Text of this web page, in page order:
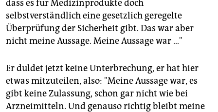
dass es für Medizinprodukte doch
selbstverständlich eine gesetzlich geregelte
Überprüfung der Sicherheit gibt. Das war aber
nicht meine Aussage. Meine Aussage war …"
Er duldet jetzt keine Unterbrechung, er hat hier
etwas mitzuteilen, also: "Meine Aussage war, es
gibt keine Zulassung, schon gar nicht wie bei
Arzneimitteln. Und genauso richtig bleibt meine